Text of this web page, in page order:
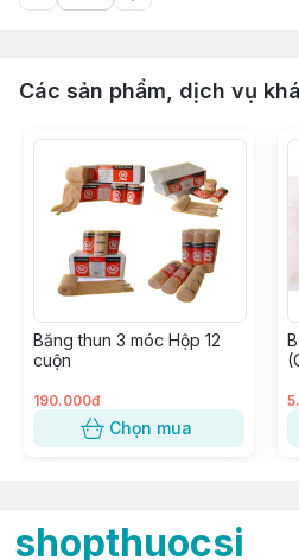
Các sản phẩm, dịch vụ
Băng thun 3 móc Hộp 12
cuộn
190.000đ
Chọn mua
shopthuocsi